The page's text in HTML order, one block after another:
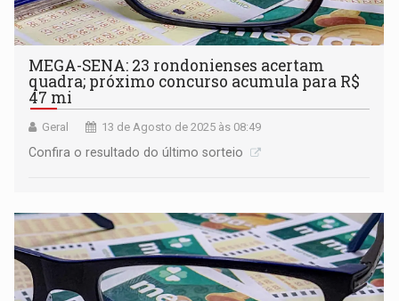
MEGA-SENA: 23 rondonienses acertam
quadra; próximo concurso acumula para R$
47 mi
Geral 13 de Agosto de 2025 às 08:49
Confira o resultado do último sorteio